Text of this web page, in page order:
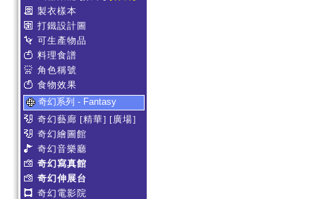
製衣樣本
打鐵設計圖
可生產物品
料理食譜
角色稱號
食物效果
奇幻系列 - Fantasy
奇幻藝廊 [精華] [廣場]
奇幻繪圖館
奇幻音樂廳
奇幻寫真館
奇幻伸展台
奇幻電影院